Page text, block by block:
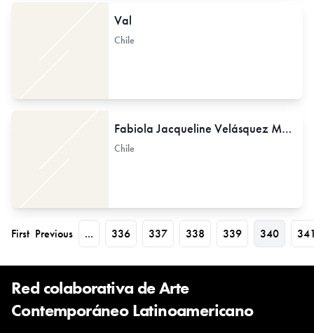
Val
Chile
Fabiola Jacqueline Velásquez Martínez
Chile
First Previous ... 336 337 338 339 340
Red colaborativa de Arte
Contemporáneo Latinoamericano